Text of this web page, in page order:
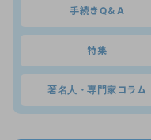
手続きQ＆A
特集
著名人・専門家コラム